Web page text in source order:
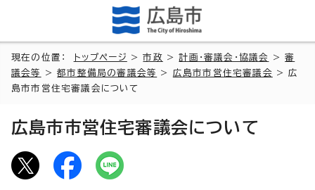
現在の位置： トップページ >市政 >計画・審議会・協議会 >審
議会等
>都市整備局の審議会等 > 広島市市営住宅審議会
> 広
島市市営住宅審議会について
広島市市営住宅審議会について